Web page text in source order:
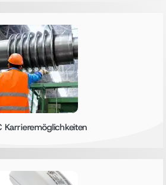
Karrieremöglichkeiten